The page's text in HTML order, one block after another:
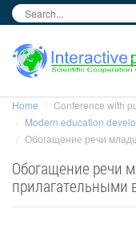
Home
Conference with
Modern education
Обогащение речи
Обогащение речи
прилагательными